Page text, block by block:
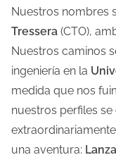
m
p
o
d
e
l
e
c
Nuestros nombres
Tressera (CTO),
Nuestros caminos
ingeniería en la
medida que nos
nuestros perfiles
una aventura: